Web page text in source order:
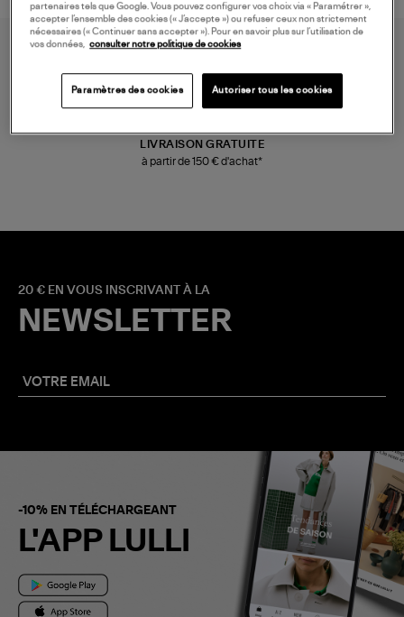
LIVRAISON GRATUITE
à partir de 150 € d'achat*
20 € EN VOUS INSCRIVANT À LA
NEWSLETTER
-10% EN TÉLÉCHARGEANT
L'APP LULLI
partenaires tels que Google. Vous pouvez configurer vos choix via « Paramétrer »,
accepter l’ensemble des cookies (« J’accepte ») ou refuser ceux non strictement
nécessaires (« Continuer sans accepter »). Pour en savoir plus sur l’utilisation de
vos données, consulter notre politique de cookies
Paramètres des cookies Autoriser tous les cookies